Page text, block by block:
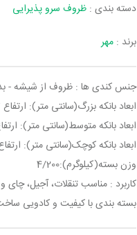
دسته بندی : ظروف سرو پذیرایی
برند : مهر
جنس کندی ها : ظروف از شیشه -
ابعاد بانکه بزرگ(سانتی متر): ارتفاع 37 عمق داخل 19 قطر دهانه 12
ابعاد بانکه متوسط(سانتی متر): ارتفاع 33 عمق داخل 15 قطر
ابعاد بانکه کوچک(سانتی متر): ارتفاع 30 عمق داخل 11 قطر دهانه
وزن بسته(کیلوگرم):4/200
کاربرد : مناسب تنقلات، آجیل،
بسته بندی با کیفیت و کادویی